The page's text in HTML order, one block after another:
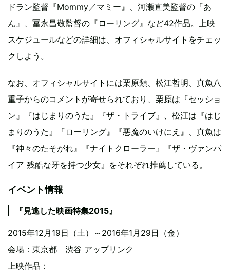
ドラン監督『Mommy／マミー』、河瀬直美監督の『あ
ん』、冨永昌敬監督の『ローリング』など42作品。上映
スケジュールなどの詳細は、オフィシャルサイトをチェッ
クしよう。
なお、オフィシャルサイトには栗原類、松江哲明、真魚八
重子からのコメントが寄せられており、栗原は『セッショ
ン』『はじまりのうた』『ザ・トライブ』、松江は『はじ
まりのうた』『ローリング』『悪魔のいけにえ』、真魚は
『神々のたそがれ』『ナイトクローラー』『ザ・ヴァンパ
イア 残酷な牙を持つ少女』をそれぞれ推薦している。
イベント情報
『見逃した映画特集2015』
2015年12月19日（土）～2016年1月29日（金）
会場：東京都 渋谷 アップリンク
上映作品：